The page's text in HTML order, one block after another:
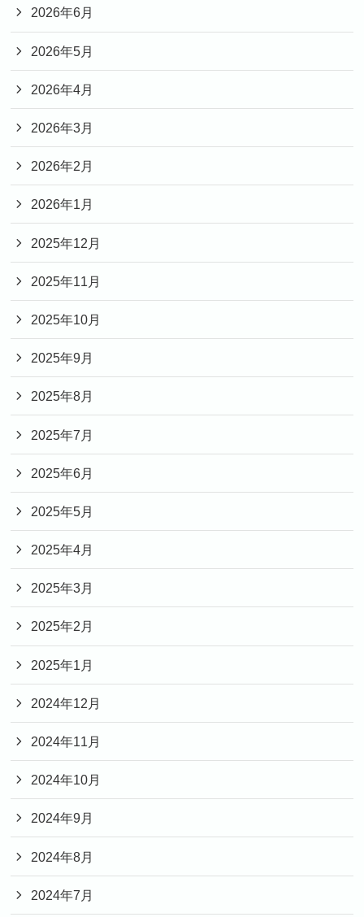
2026年6月
2026年5月
2026年4月
2026年3月
2026年2月
2026年1月
2025年12月
2025年11月
2025年10月
2025年9月
2025年8月
2025年7月
2025年6月
2025年5月
2025年4月
2025年3月
2025年2月
2025年1月
2024年12月
2024年11月
2024年10月
2024年9月
2024年8月
2024年7月